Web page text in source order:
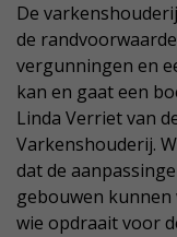
De
de
vergunningen en
kan en gaat een
Linda Verriet van
Varkenshouderij.
dat de
gebouwen kunnen
wie opdraait voor